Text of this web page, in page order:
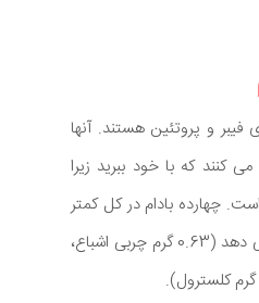
فیبر و پروتئین هستند. آنها
که با خود ببرید زیرا
چهارده بادام در کل کمتر
از 100 کالری را تشکیل می دهد (0.63 گرم چربی اشباع،